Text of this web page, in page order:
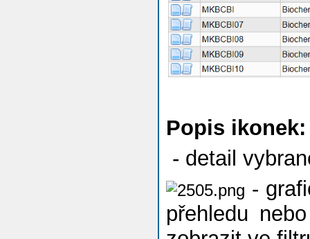
Popis ikonek:
- detail
-
přehledu